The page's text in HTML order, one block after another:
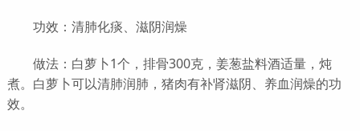
功效：清肺化痰、滋阴润燥
做法：白萝卜1个，排骨300克，姜葱盐料酒适量，炖
煮。白萝卜可以清肺润肺，猪肉有补肾滋阴、养血润燥的功
效。